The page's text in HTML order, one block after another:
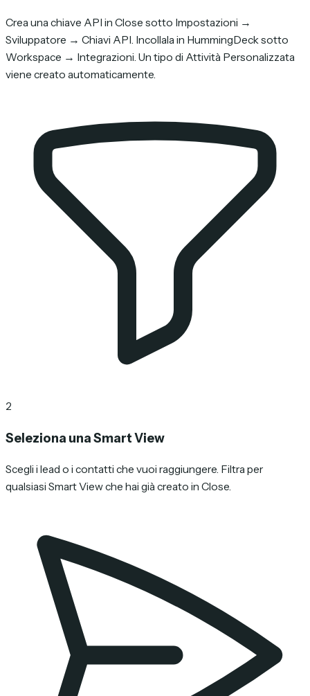
Crea una chiave API in Close sotto Impostazioni →
Sviluppatore → Chiavi API. Incollala in HummingDeck sotto
Workspace → Integrazioni. Un tipo di Attività Personalizzata
viene creato automaticamente.
2
Seleziona una Smart View
Scegli i lead o i contatti che vuoi raggiungere. Filtra per
qualsiasi Smart View che hai già creato in Close.